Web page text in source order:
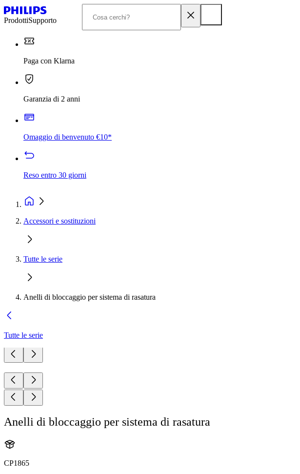
ProdottiSupporto
Paga con Klarna
Garanzia di 2 anni
Omaggio di benvenuto €10*
Reso entro 30 giorni
Accessori e sostituzioni
Tutte le serie
Anelli di bloccaggio per sistema di rasatura
Tutte le serie
Anelli di bloccaggio per sistema di rasatura
CP1865